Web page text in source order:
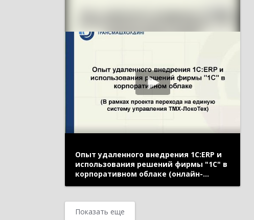
Опыт удаленного внедрения 1С:ERP и
использования решений фирмы "1С" в
корпоративном облаке (онлайн-
"ТРАНСМАШХОЛДИНГ")
Показать еще